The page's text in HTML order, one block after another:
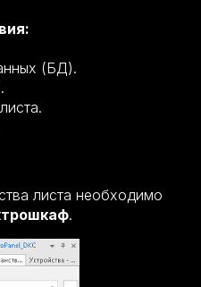
(БД).
листа необходимо
.